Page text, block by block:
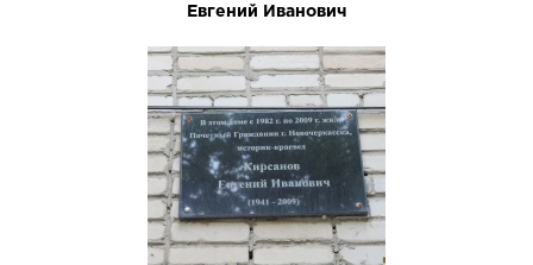
Евгений Иванович